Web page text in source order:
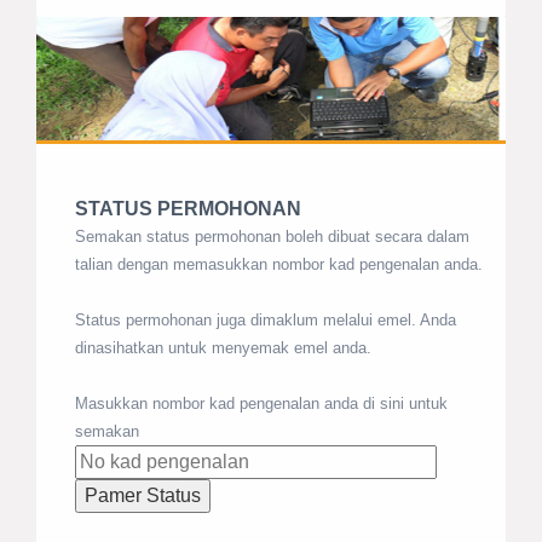
STATUS PERMOHONAN
Semakan status permohonan boleh dibuat secara dalam
talian dengan memasukkan nombor kad pengenalan anda.
Status permohonan juga dimaklum melalui emel. Anda
dinasihatkan untuk menyemak emel anda.
Masukkan nombor kad pengenalan anda di sini untuk
semakan